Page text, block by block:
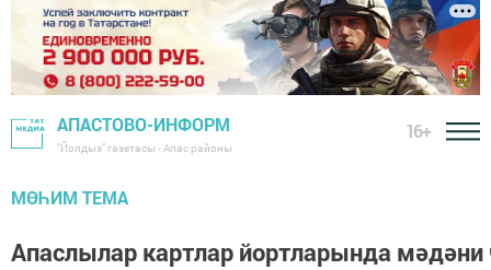
АПАСТОВО-ИНФОРМ
"Йолдыз" газетасы - Апас районы
16+
МӨҺИМ ТЕМА
Апаслылар картлар йортларында